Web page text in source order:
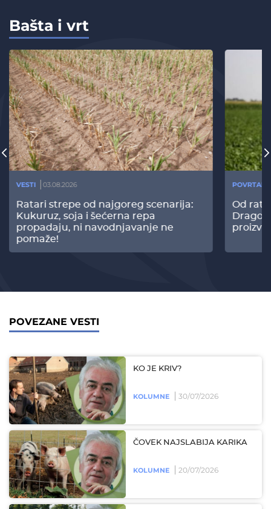
Bašta i vrt
VESTI 03.08.2026
Ratari strepe od najgoreg scenarija:
Kukuruz, soja i šećerna repa
propadaju, ni navodnjavanje ne
pomaže!
Od
POVEZANE VESTI
KO JE KRIV?
KOLUMNE 30/07/2026
ČOVEK NAJSLABIJA KARIKA
KOLUMNE 20/07/2026